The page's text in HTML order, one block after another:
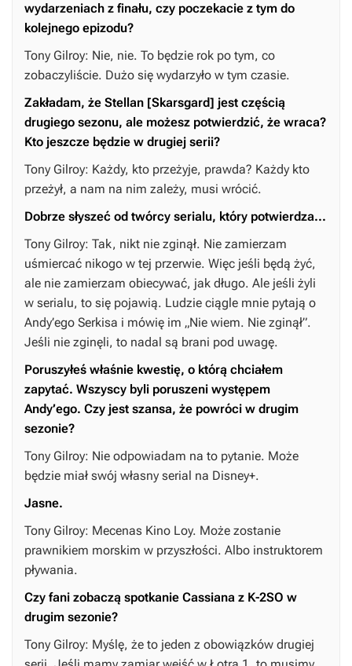
wydarzeniach z finału, czy poczekacie z tym do
kolejnego epizodu?
Tony Gilroy: Nie, nie. To będzie rok po tym, co
zobaczyliście. Dużo się wydarzyło w tym czasie.
Zakładam, że Stellan [Skarsgard] jest częścią
drugiego sezonu, ale możesz potwierdzić, że wraca?
Kto jeszcze będzie w drugiej serii?
Tony Gilroy: Każdy, kto przeżyje, prawda? Każdy kto
przeżył, a nam na nim zależy, musi wrócić.
Dobrze słyszeć od twórcy serialu, który potwierdza...
Tony Gilroy: Tak, nikt nie zginął. Nie zamierzam
uśmiercać nikogo w tej przerwie. Więc jeśli będą żyć,
ale nie zamierzam obiecywać, jak długo. Ale jeśli żyli
w serialu, to się pojawią. Ludzie ciągle mnie pytają o
Andy’ego Serkisa i mówię im „Nie wiem. Nie zginął”.
Jeśli nie zginęli, to nadal są brani pod uwagę.
Poruszyłeś właśnie kwestię, o którą chciałem
zapytać. Wszyscy byli poruszeni występem
Andy’ego. Czy jest szansa, że powróci w drugim
sezonie?
Tony Gilroy: Nie odpowiadam na to pytanie. Może
będzie miał swój własny serial na Disney+.
Jasne.
Tony Gilroy: Mecenas Kino Loy. Może zostanie
prawnikiem morskim w przyszłości. Albo instruktorem
pływania.
Czy fani zobaczą spotkanie Cassiana z K-2SO w
drugim sezonie?
Tony Gilroy: Myślę, że to jeden z obowiązków drugiej